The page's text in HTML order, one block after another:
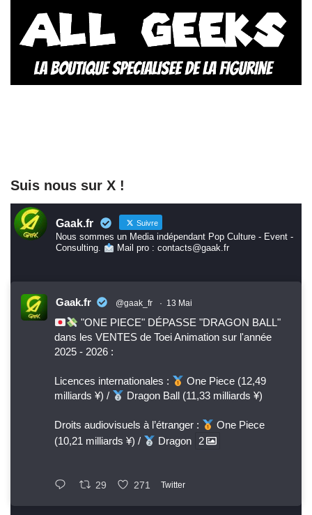
Suis nous sur X !
Gaak.fr Suivre
Nous sommes un Media indépendant Pop Culture - Event -
Consulting.
Mail pro : contacts@gaak.fr
Gaak.fr @gaak_fr · 13 Mai
"ONE PIECE" DÉPASSE "DRAGON BALL"
dans les VENTES de Toei Animation sur l'année
2025 - 2026 :
Licences internationales :
One Piece (12,49
milliards ¥) /
Dragon Ball (11,33 milliards ¥)
Droits audiovisuels à l’étranger :
One Piece
(10,21 milliards ¥) /
Dragon 2
29 271 Twitter